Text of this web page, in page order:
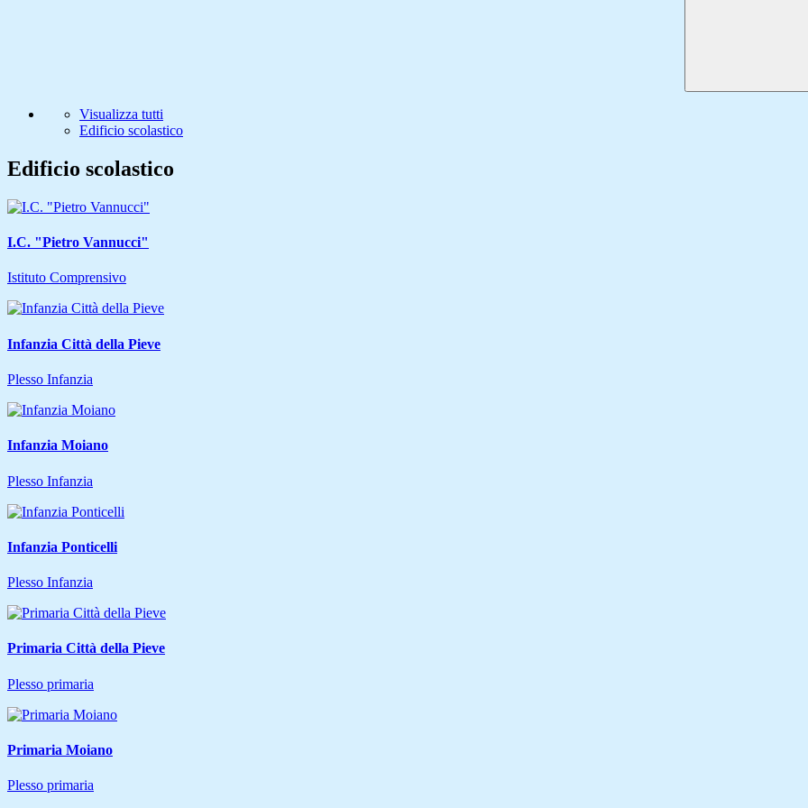
Visualizza tutti
Edificio scolastico
Edificio scolastico
I.C. "Pietro Vannucci"
Istituto Comprensivo
Infanzia Città della Pieve
Plesso Infanzia
Infanzia Moiano
Plesso Infanzia
Infanzia Ponticelli
Plesso Infanzia
Primaria Città della Pieve
Plesso primaria
Primaria Moiano
Plesso primaria